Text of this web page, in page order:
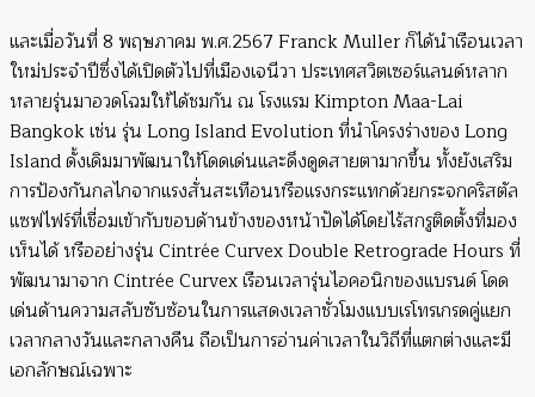
และเมื่อวันที่ 8 พฤษภาคม พ.ศ.2567 Franck Muller ก็ได้นำเรือนเวลา
ใหม่ประจำปีซึ่งได้เปิดตัวไปที่เมืองเจนีวา ประเทศสวิตเซอร์แลนด์หลาก
หลายรุ่นมาอวดโฉมให้ได้ชมกัน ณ โรงแรม Kimpton Maa-Lai
Bangkok เช่น รุ่น Long Island Evolution ที่นำโครงร่างของ Long
Island ดั้งเดิมมาพัฒนาให้โดดเด่นและดึงดูดสายตามากขึ้น ทั้งยังเสริม
การป้องกันกลไกจากแรงสั่นสะเทือนหรือแรงกระแทกด้วยกระจกคริสตัล
แซฟไฟร์ที่เชื่อมเข้ากับขอบด้านข้างของหน้าปัดได้โดยไร้สกรูติดตั้งที่มอง
เห็นได้ หรืออย่างรุ่น Cintrée Curvex Double Retrograde Hours ที่
พัฒนามาจาก Cintrée Curvex เรือนเวลารุ่นไอคอนิกของแบรนด์ โดด
เด่นด้านความสลับซับซ้อนในการแสดงเวลาชั่วโมงแบบเรโทรเกรดคู่แยก
เวลากลางวันและกลางคืน ถือเป็นการอ่านค่าเวลาในวิถีที่แตกต่างและมี
เอกลักษณ์เฉพาะ